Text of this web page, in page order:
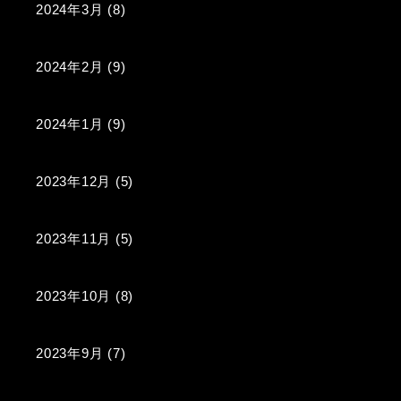
2024年3月 (8)
2024年2月 (9)
2024年1月 (9)
2023年12月 (5)
2023年11月 (5)
2023年10月 (8)
2023年9月 (7)